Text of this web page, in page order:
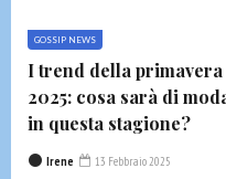
GOSSIP NEWS
I trend della primavera
2025: cosa sarà di
in questa stagione?
Irene 13 Febbraio 2025